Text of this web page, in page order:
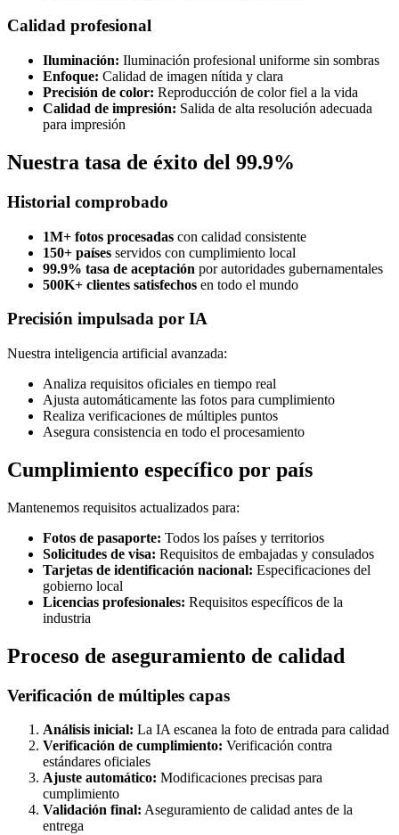
Calidad profesional
Iluminación: Iluminación profesional uniforme sin sombras
Enfoque: Calidad de imagen nítida y clara
Precisión de color: Reproducción de color fiel a la vida
Calidad de impresión: Salida de alta resolución adecuada
para impresión
Nuestra tasa de éxito del 99.9%
Historial comprobado
1M+ fotos procesadas con calidad consistente
150+ países servidos con cumplimiento local
99.9% tasa de aceptación por autoridades gubernamentales
500K+ clientes satisfechos en todo el mundo
Precisión impulsada por IA
Nuestra inteligencia artificial avanzada:
Analiza requisitos oficiales en tiempo real
Ajusta automáticamente las fotos para cumplimiento
Realiza verificaciones de múltiples puntos
Asegura consistencia en todo el procesamiento
Cumplimiento específico por país
Mantenemos requisitos actualizados para:
Fotos de pasaporte: Todos los países y territorios
Solicitudes de visa: Requisitos de embajadas y consulados
Tarjetas de identificación nacional: Especificaciones del
gobierno local
Licencias profesionales: Requisitos específicos de la
industria
Proceso de aseguramiento de calidad
Verificación de múltiples capas
Análisis inicial: La IA escanea la foto de entrada para calidad
Verificación de cumplimiento: Verificación contra
estándares oficiales
Ajuste automático: Modificaciones precisas para
cumplimiento
Validación final: Aseguramiento de calidad antes de la
entrega